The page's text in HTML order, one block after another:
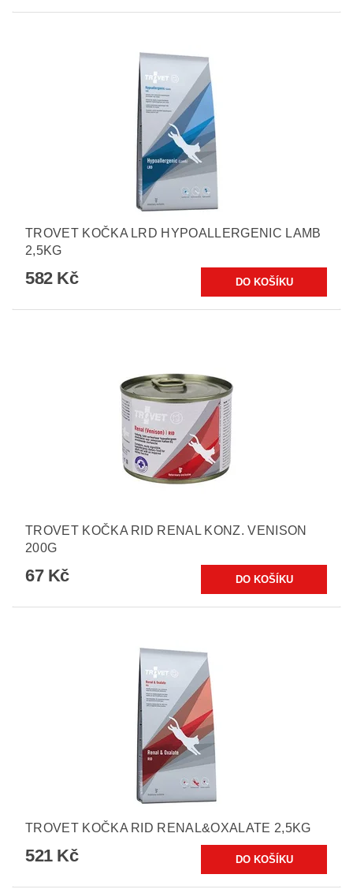
TROVET KOČKA LRD HYPOALLERGENIC LAMB
2,5KG
582 Kč
TROVET KOČKA RID RENAL KONZ. VENISON
200G
67 Kč
TROVET KOČKA RID RENAL&OXALATE 2,5KG
521 Kč